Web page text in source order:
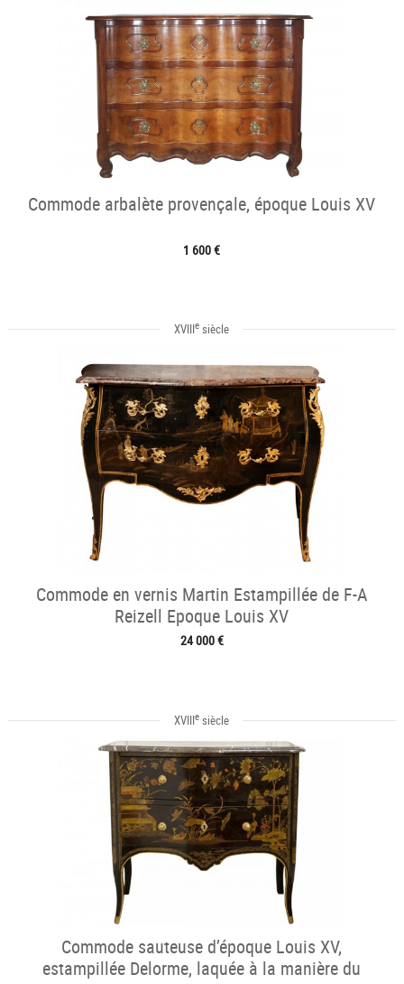
Commode arbalète provençale, époque Louis XV
1 600 €
XVIIIe siècle
Commode en vernis Martin Estampillée de F-A
Reizell Epoque Louis XV
24 000 €
XVIIIe siècle
Commode sauteuse d’époque Louis XV,
estampillée Delorme, laquée à la manière du